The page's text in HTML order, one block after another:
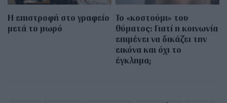
Η επιστροφή στο γραφείο
μετά το μωρό
Το «κοστούμι» του
θύματος: Γιατί η κοινωνία
επιμένει να δικάζει την
εικόνα και όχι το
έγκλημα;